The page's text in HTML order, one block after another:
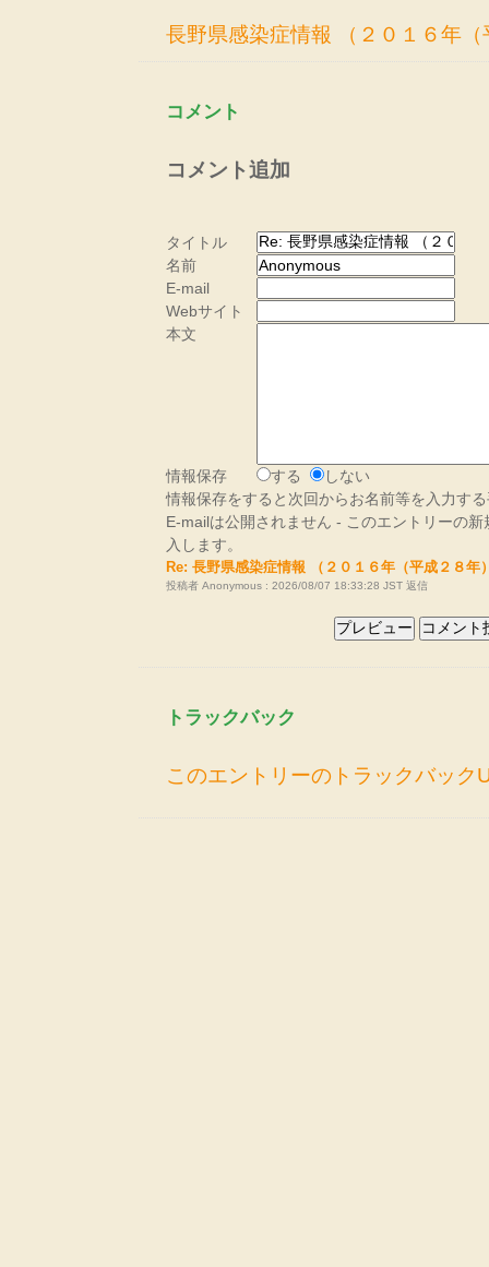
長野県感染症情報 （２０１６年
コメント
コメント追加
タイトル
名前
E-mail
Webサイト
本文
情報保存 する
しない
情報保存をすると次回からお名前等を入力す
E-mailは公開されません - このエントリーの
入します。
Re: 長野県感染症情報 （２０１６年（平成２８年
投稿者 Anonymous : 2026/08/07 18:33:28 JST 返信
トラックバック
このエントリーのトラックバック